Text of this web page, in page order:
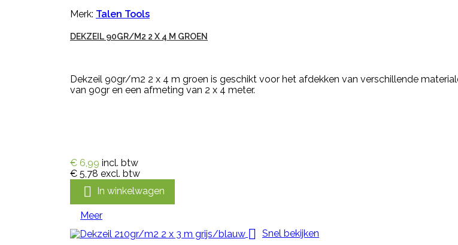
Merk: Talen Tools
DEKZEIL 90GR/M2 2 X 4 M GROEN
Dekzeil 90gr/m2 2 x 4 m groen is geschikt voor het afdekken van verschillende
van 90gr en een afmeting van 2 x 4 meter.
€ 6,99 incl. btw
€ 5,78 excl. btw
 In winkelwagen
Meer
 Snel bekijken